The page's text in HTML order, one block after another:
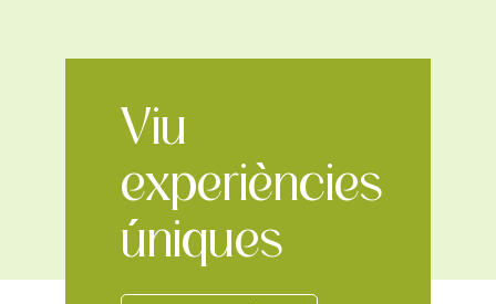
Viu
experiències
úniques